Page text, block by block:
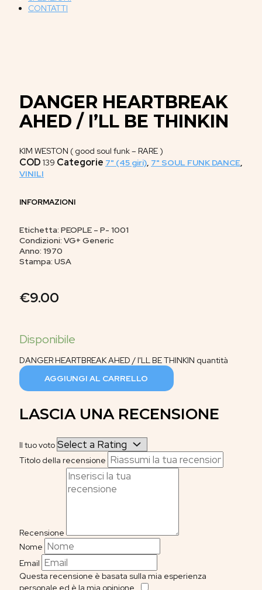
CONTATTI
DANGER HEARTBREAK
AHED / I’LL BE THINKIN
KIM WESTON ( good soul funk – RARE )
COD 139 Categorie 7" (45 giri), 7" SOUL FUNK DANCE,
VINILI
INFORMAZIONI
Etichetta: PEOPLE – P- 1001
Condizioni: VG+ Generic
Anno: 1970
Stampa: USA
€9.00
DANGER HEARTBREAK AHED / I'LL BE THINKIN quantità
AGGIUNGI AL CARRELLO
LASCIA UNA RECENSIONE
Il tuo voto
Titolo della recensione
Recensione
Nome
Email
Questa recensione è basata sulla mia esperienza
personale ed è la mia opinione.